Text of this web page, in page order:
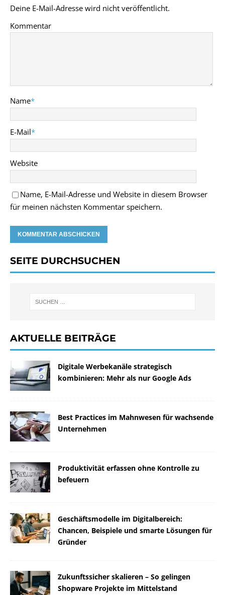
Deine E-Mail-Adresse wird nicht veröffentlicht.
Kommentar
Name*
E-Mail*
Website
Name, E-Mail-Adresse und Website in diesem Browser
für meinen nächsten Kommentar speichern.
SEITE DURCHSUCHEN
AKTUELLE BEITRÄGE
Digitale Werbekanäle strategisch
kombinieren: Mehr als nur Google Ads
Best Practices im Mahnwesen für wachsende
Unternehmen
Produktivität erfassen ohne Kontrolle zu
befeuern
Geschäftsmodelle im Digitalbereich:
Chancen, Beispiele und smarte Lösungen für
Gründer
Zukunftssicher skalieren – So gelingen
Shopware Projekte im Mittelstand